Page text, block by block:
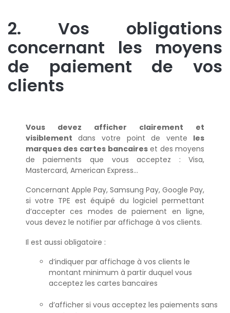
2. Vos obligations
concernant les moyens
de paiement de vos
clients
Vous devez afficher clairement et
visiblement dans votre point de vente les
marques des cartes bancaireset des moyens
de paiements que vous acceptez : Visa,
Mastercard, American Express…
Concernant Apple Pay, Samsung Pay, Google Pay,
si votre TPE est équipé du logiciel permettant
d’accepter ces modes de paiement en ligne,
vous devez le notifier par affichage à vos clients.
Il est aussi obligatoire :
d’indiquer par affichage à vos clients le
montant minimum à partir duquel vous
acceptez les cartes bancaires
d’afficher si vous acceptez les paiements sans